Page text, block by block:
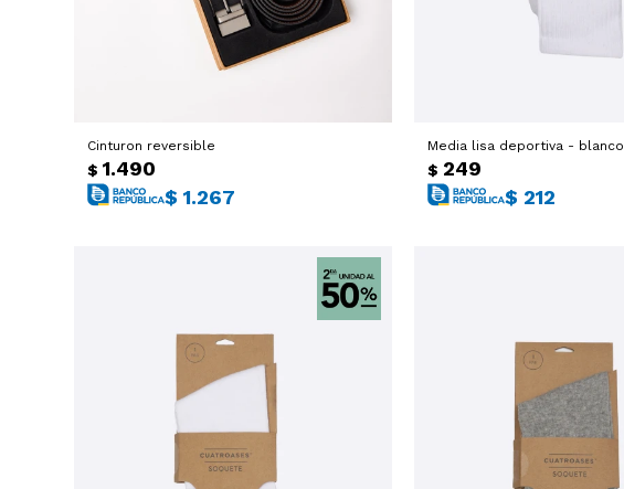
Cinturon reversible
$ 1.490
$ 1.267
Media lisa deportiva - blanco
$ 249
$ 212